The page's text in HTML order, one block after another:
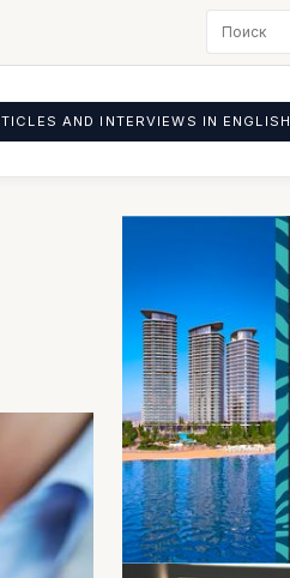
AND INTERVIEWS IN ENGLISH